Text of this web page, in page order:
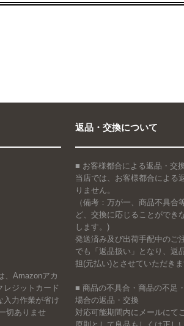
、Amazonアカ
レジットカード
入力作業が省け
切ありませ
返品・交換について
■ お客様都合による返品・交
当店では、お客様都合による
りません。
（備考：万が一、商品不具
ど、交換に応じることができ
します。)
発送済み及び出荷手配中のご
でも「返品扱い」となり、返
担(元払い)とさせていただきま
■ 商品の不具合・商品の不足
場合の返品・交換
対応可能期間内にメールにて